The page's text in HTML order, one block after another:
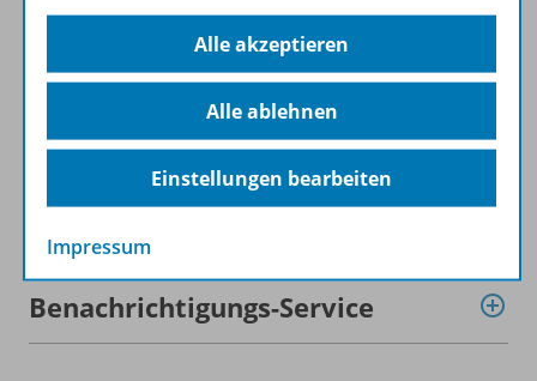
Lizenzbedingungen
Zugehörige Produkte
Demoversion
Benachrichtigungs-Service
Alle akzeptieren
Alle ablehnen
Einstellungen bearbeiten
Impressum